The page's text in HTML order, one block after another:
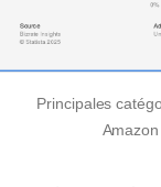
Principales